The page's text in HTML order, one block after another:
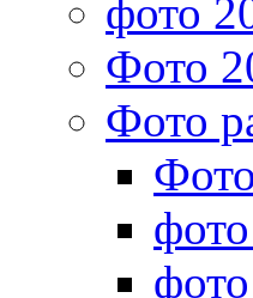
фото
Фото
Фото